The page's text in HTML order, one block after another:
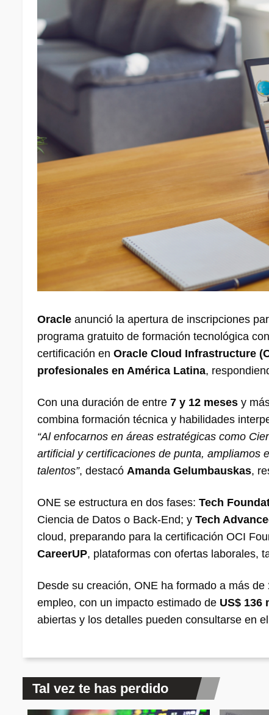
Oracle anunció la apertura de inscripciones
programa gratuito de formación tecnológica
certificación en Oracle Cloud Infrastructure
profesionales en América Latina,
Con una duración de entre 7 y 12 meses y
combina formación técnica y habilidades
“Al enfocarnos en áreas estratégicas como
artificial y certificaciones de punta, ampliamos
talentos”, destacó Amanda Gelumbauskas,
ONE se estructura en dos fases: Tech
Ciencia de Datos o Back-End; y Tech
cloud, preparando para la certificación OCI
CareerUP, plataformas con ofertas laborales,
Desde su creación, ONE ha formado a más de
empleo, con un impacto estimado de US$ 136
abiertas y los detalles pueden consultarse en el
Tal vez te has perdido